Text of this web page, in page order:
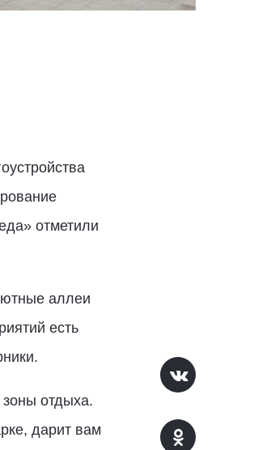
отметили
аллеи
есть
отдыха.
дарит вам